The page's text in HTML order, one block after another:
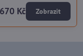
Kč Zobrazit